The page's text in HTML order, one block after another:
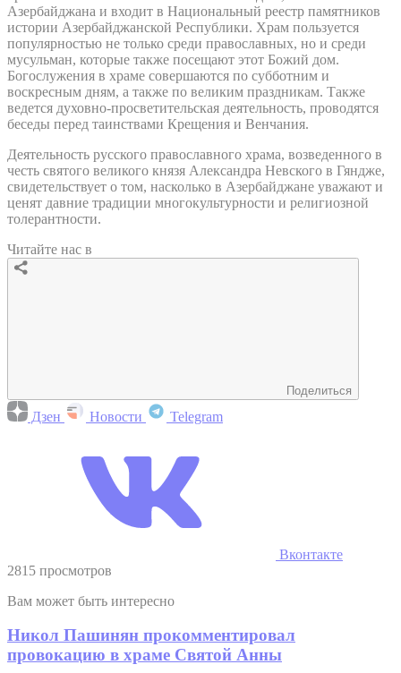
Азербайджана и входит в Национальный реестр памятников
истории Азербайджанской Республики. Храм пользуется
популярностью не только среди православных, но и среди
мусульман, которые также посещают этот Божий дом.
Богослужения в храме совершаются по субботним и
воскресным дням, а также по великим праздникам. Также
ведется духовно-просветительская деятельность, проводятся
беседы перед таинствами Крещения и Венчания.
Деятельность русского православного храма, возведенного в
честь святого великого князя Александра Невского в Гяндже,
свидетельствует о том, насколько в Азербайджане уважают и
ценят давние традиции многокультурности и религиозной
толерантности.
Читайте нас в
Поделиться
Дзен Новости Telegram
Вконтакте
2815 просмотров
Вам может быть интересно
Никол Пашинян прокомментировал
провокацию в храме Святой Анны